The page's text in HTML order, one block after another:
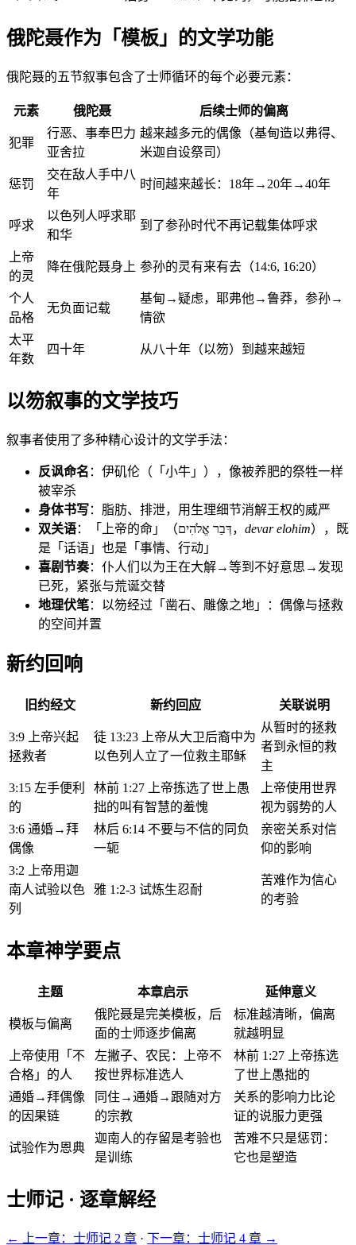
俄陀聂作为「模板」的文学功能
俄陀聂的五节叙事包含了士师循环的每个必要元素：
元素 俄陀聂 后续士师的偏离
犯罪
行恶、事奉巴力
亚舍拉
越来越多元的偶像（基甸造以弗得、
米迦自设祭司）
惩罚
交在敌人手中八
年
时间越来越长：18年→20年→40年
呼求
以色列人呼求耶
和华
到了参孙时代不再记载集体呼求
上帝
的灵
降在俄陀聂身上 参孙的灵有来有去（14:6, 16:20）
个人
品格
无负面记载
基甸→疑虑，耶弗他→鲁莽，参孙→
情欲
太平
年数
四十年 从八十年（以笏）到越来越短
以笏叙事的文学技巧
叙事者使用了多种精心设计的文学手法：
反讽命名 ：伊矶伦（「小牛」），像被养肥的祭牲一样
被宰杀
身体书写：脂肪、排泄，用生理细节消解王权的威严
双关语
：「上帝的命」（דְּבַר אֱלֹהִים， devar elohim），既
是「话语」也是「事情、行动」
喜剧节奏：仆人们以为王在大解→等到不好意思→发现
已死，紧张与荒诞交替
地理伏笔：以笏经过「凿石、雕像之地」：偶像与拯救
的空间并置
新约回响
旧约经文 新约回应 关联说明
3:9 上帝兴起
拯救者
徒 13:23 上帝从大卫后裔中为
以色列人立了一位救主耶稣
从暂时的拯救
者到永恒的救
主
3:15 左手便利
的
林前 1:27 上帝拣选了世上愚
拙的叫有智慧的羞愧
上帝使用世界
视为弱势的人
3:6 通婚→拜
偶像
林后 6:14 不要与不信的同负
一轭
亲密关系对信
仰的影响
3:2 上帝用迦
南人试验以色
列
雅 1:2-3 试炼生忍耐
苦难作为信心
的考验
本章神学要点
主题 本章启示 延伸意义
模板与偏离
俄陀聂是完美模板，后
面的士师逐步偏离
标准越清晰，偏离
就越明显
上帝使用「不
合格」的人
左撇子、农民：上帝不
按世界标准选人
林前 1:27 上帝拣选
了世上愚拙的
通婚→拜偶像
的因果链
同住→通婚→跟随对方
的宗教
关系的影响力比论
证的说服力更强
试验作为恩典
迦南人的存留是考验也
是训练
苦难不只是惩罚：
它也是塑造
士师记 · 逐章解经
← 上一章：士师记 2 章 · 下一章：士师记 4 章 →